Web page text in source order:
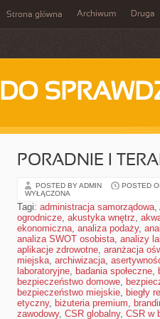
Strona główna Archiwum Druga
DO
PORADNIE I
POSTED BY ADMIN POSTED
WYŁĄCZONA
Tagi: administracja samorządowa,
ogrodnicze, akustyka wnętrz,
ekonomiczna, analiza podaży,
analiza SWOT osobista, analizy
aplikacje zdrowotne, aranżacja
miejska, archiwizacja,
laboratoryjne, badania społeczne,
bezpieczeństwo domowe,
bezpieczeństwo miejskie, biegły
etyczny, biżuteria premium,
zawodowy, CSR globalny, CSR w